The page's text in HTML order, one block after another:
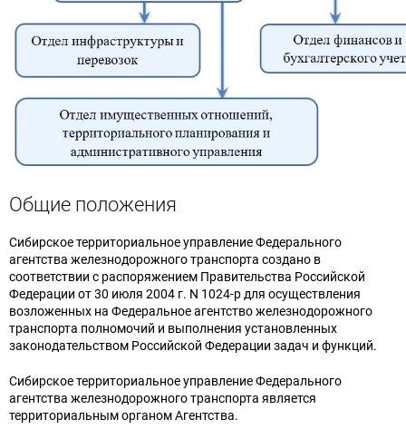
Общие положения
Сибирское территориальное управление Федерального
агентства железнодорожного транспорта создано в
соответствии с распоряжением Правительства Российской
Федерации от 30 июля 2004 г. N 1024-р для осуществления
возложенных на Федеральное агентство железнодорожного
транспорта полномочий и выполнения установленных
законодательством Российской Федерации задач и функций.
Сибирское территориальное управление Федерального
агентства железнодорожного транспорта является
территориальным органом Агентства.